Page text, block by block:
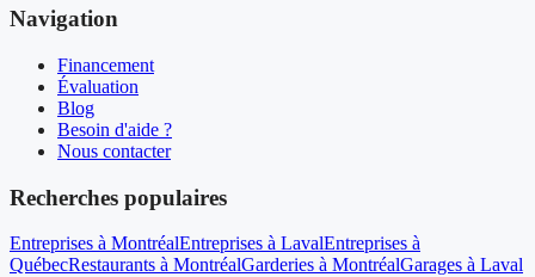
Navigation
Financement
Évaluation
Blog
Besoin d'aide ?
Nous contacter
Recherches populaires
Entreprises à MontréalEntreprises à LavalEntreprises à
QuébecRestaurants à MontréalGarderies à MontréalGarages à Laval